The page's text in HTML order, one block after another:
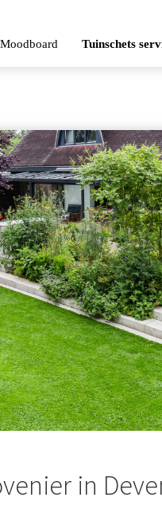
Moodboard Tuinschets
in